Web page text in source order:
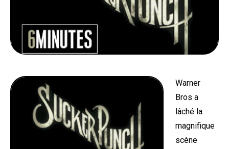
SOUTENEZ KULTT
Warner
Bros a
lâché la
magnifique
scène